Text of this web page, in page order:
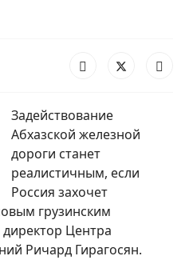
Задействование
Абхазской железной
дороги станет
реалистичным, если
Россия захочет
грузинским
Центра
Ричард Гирагосян.